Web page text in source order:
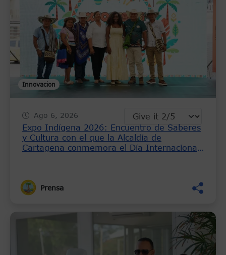
Innovacion
Ago 6, 2026
Expo Indígena 2026: Encuentro de Saberes
y Cultura con el que la Alcaldía de
Cartagena conmemora el Día Internacional
Prensa